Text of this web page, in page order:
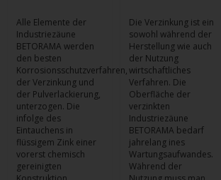
Alle Elemente der
Industriezäune
BETORAMA werden
den besten
Korrosionsschutzverfahren,
der Verzinkung und
der Pulverlackierung,
unterzogen. Die
infolge des
Eintauchens in
flüssigem Zink einer
vorerst chemisch
Die Verzinkung ist ein
sowohl während der
Herstellung wie auch
der Nutzung
wirtschaftliches
Verfahren. Die
Oberfläche der
verzinkten
Industriezäune
BETORAMA bedarf
jahrelang ines
Wartungsaufwandes.